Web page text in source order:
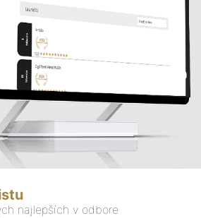
najlepších v odbore